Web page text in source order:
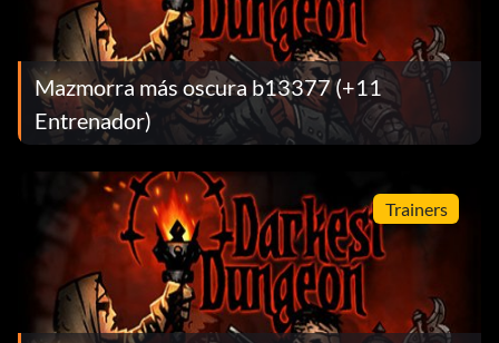
Mazmorra más oscura b13377 (+11
Entrenador)
Trainers